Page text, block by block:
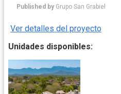
Published by Grupo San Grabiel
Ver detalles del proyecto
Unidades disponibles: